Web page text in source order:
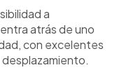
a
atrás de uno
con excelentes